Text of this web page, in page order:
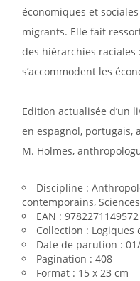
économiques et
migrants. Elle fait
des hiérarchies
s’accommodent les
Edition actualisée d’un
en espagnol, portugais,
M. Holmes,
Discipline :
contemporains,
EAN : 9782271149572
Collection : Logiques
Date de parution :
Pagination : 408
Format : 15 x 23 cm